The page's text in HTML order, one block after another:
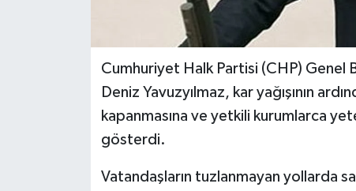
Cumhuriyet Halk Partisi (CHP) Genel
Deniz Yavuzyılmaz, kar yağışının
kapanmasına ve yetkili kurumlarca
gösterdi.
Vatandaşların tuzlanmayan yollarda